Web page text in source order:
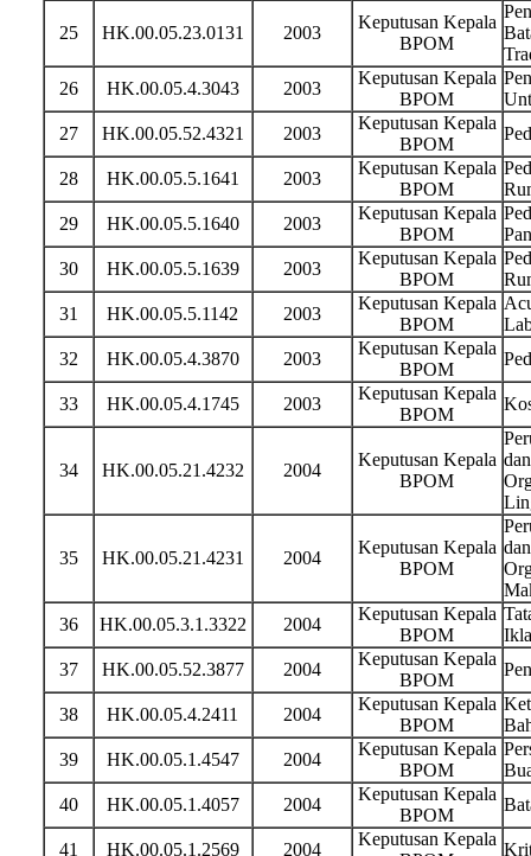
25 HK.00.05.23.0131 2003
Keputusan Kepala
BPOM
26
HK.00.05.4.3043 2003
Keputusan Kepala
BPOM
27
HK.00.05.52.4321 2003
Keputusan Kepala
BPOM
28 HK.00.05.5.1641 2003
Keputusan Kepala
BPOM
29
HK.00.05.5.1640 2003
Keputusan Kepala
BPOM
30
HK.00.05.5.1639 2003
Keputusan Kepala
BPOM
31
HK.00.05.5.1142 2003
Keputusan Kepala
BPOM
32
HK.00.05.4.3870 2003
Keputusan Kepala
BPOM
33 HK.00.05.4.1745 2003
Keputusan Kepala
BPOM
34 HK.00.05.21.4232 2004
Keputusan Kepala
BPOM
35 HK.00.05.21.4231 2004
Keputusan Kepala
BPOM
36
HK.00.05.3.1.3322 2004
Keputusan Kepala
BPOM
37
HK.00.05.52.3877 2004
Keputusan Kepala
BPOM
38 HK.00.05.4.2411 2004
Keputusan Kepala
BPOM
39
HK.00.05.1.4547 2004
Keputusan Kepala
BPOM
40
HK.00.05.1.4057 2004
Keputusan Kepala
BPOM
41 HK.00.05.1.2569 2004
Keputusan Kepala